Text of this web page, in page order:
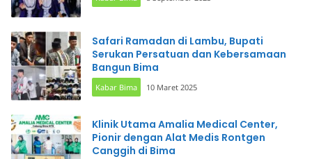
Safari Ramadan di Lambu, Bupati
Serukan Persatuan dan Kebersamaan
Bangun Bima
Kabar Bima 10 Maret 2025
Klinik Utama Amalia Medical Center,
Pionir dengan Alat Medis Rontgen
Canggih di Bima